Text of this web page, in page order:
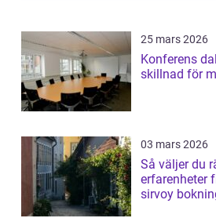
25 mars 2026
Konferens dalarna när
skillnad för
03 mars 2026
Så väljer du
erfarenheter
sirvoy